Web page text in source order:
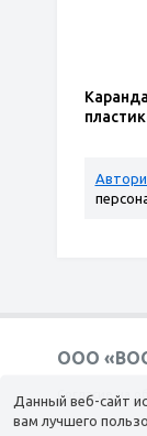
ООО
Согласие на
Данный веб-сайт
вам лучшего